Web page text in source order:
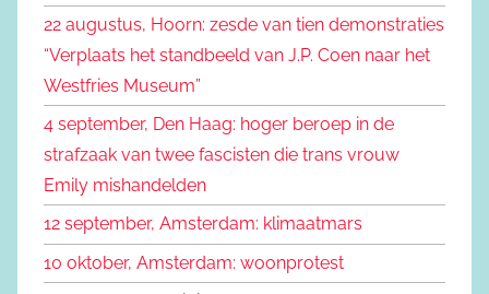
a
:
22 augustus, Hoorn: zesde van tien demonstraties
“Verplaats het standbeeld van J.P. Coen naar het
Westfries Museum”
4 september, Den Haag: hoger beroep in de
strafzaak van twee fascisten die trans vrouw
Emily mishandelden
12 september, Amsterdam: klimaatmars
10 oktober, Amsterdam: woonprotest